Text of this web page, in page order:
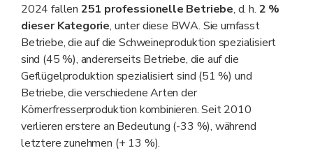
2024 fallen 251 professionelle Betriebe, d. h. 2 %
dieser Kategorie, unter diese BWA. Sie umfasst
Betriebe, die auf die Schweineproduktion spezialisiert
sind (45 %), andererseits Betriebe, die auf die
Geflügelproduktion spezialisiert sind (51 %) und
Betriebe, die verschiedene Arten der
Körnerfresserproduktion kombinieren. Seit 2010
verlieren erstere an Bedeutung (-33 %), während
letztere zunehmen (+ 13 %).